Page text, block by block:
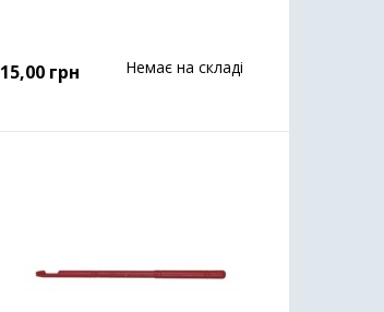
15,00 грн Немає на складі